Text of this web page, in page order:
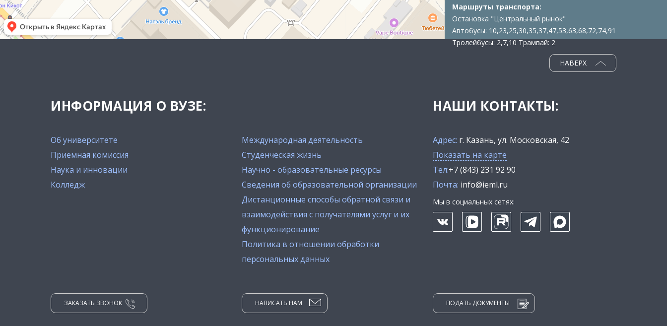
Маршруты транспорта:
Остановка "Центральный рынок"
Автобусы: 10,23,25,30,35,37,47,53,63,68,72,74,91
Тролейбусы: 2,7,10 Трамвай: 2
ИНФОРМАЦИЯ О ВУЗЕ:
Об университете
Приемная комиссия
Наука и инновации
Колледж
Международная деятельность
Студенческая жизнь
Научно - образовательные ресурсы
Сведения об образовательной организации
Дистанционные способы обратной связи и
взаимодействия с получателями услуг и их
функционирование
Политика в отношении обработки
персональных данных
НАВЕРХ
НАШИ КОНТАКТЫ:
Адрес: г. Казань, ул. Московская, 42
Показать на карте
Тел:+7 (843) 231 92 90
Почта: info@ieml.ru
Мы в социальных сетях:
ЗАКАЗАТЬ ЗВОНОК НАПИСАТЬ НАМ ПОДАТЬ ДОКУМЕНТЫ